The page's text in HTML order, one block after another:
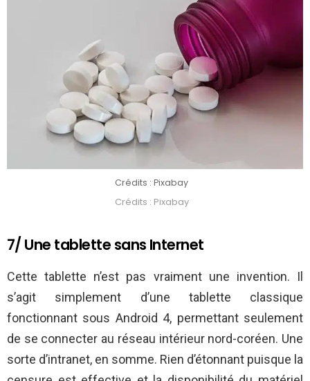
Crédits : Pixabay
Crédits : Pixabay
7/ Une tablette sans Internet
Cette tablette n’est pas vraiment une invention. Il
s’agit simplement d’une tablette classique
fonctionnant sous Android 4, permettant seulement
de se connecter au réseau intérieur nord-coréen. Une
sorte d’intranet, en somme. Rien d’étonnant puisque la